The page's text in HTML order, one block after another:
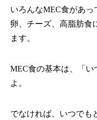
いろんなMEC食があっ
卵、チーズ、高脂肪食
ます。
MEC食の基本は、「
よ。
でなければ、いつでも